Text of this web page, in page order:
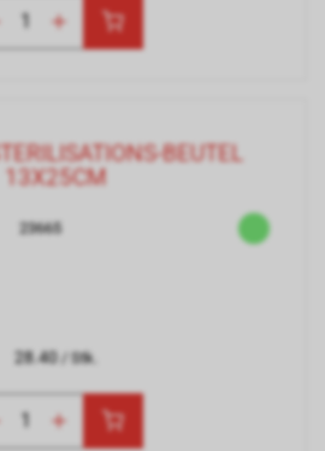
BEUTEL
13X25CM
23665
28.40/ Stk.